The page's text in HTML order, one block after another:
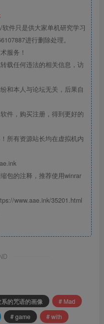
件只是供大家单机研究学习
进行删除处理。
服务！
载任何违法的相关信息，访
和本人与论坛无关，后果自
件，购买注册，得到更好的
所有资源站长均在虚拟机内
包的注释，推荐使用winrar
www.aae.ink/35201.html
的咒语的画像
# Mad
# game
# with